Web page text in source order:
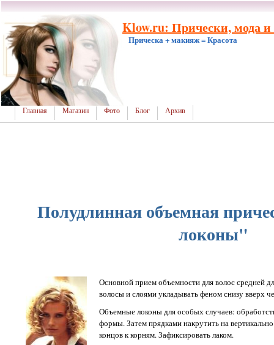
Klow.ru: Прически, мода и
Прическа + макияж = Красота
Главная Магазин Фото Блог Архив
Полудлинная объемная
локоны"
Основной прием объемности для волос средней
волосы и слоями укладывать феном снизу вверх
Объемные локоны для особых случаев:
формы. Затем прядками накрутить на
концов к корням. Зафиксировать лаком.